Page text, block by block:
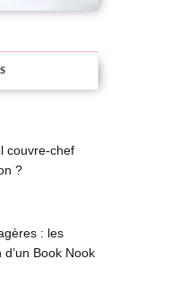
couvre-chef
?
: les
Book Nook